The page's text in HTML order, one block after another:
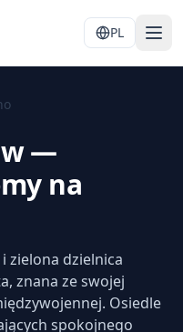
PL
—
na
zielona dzielnica
znana ze swojej
Osiedle
spokojnego